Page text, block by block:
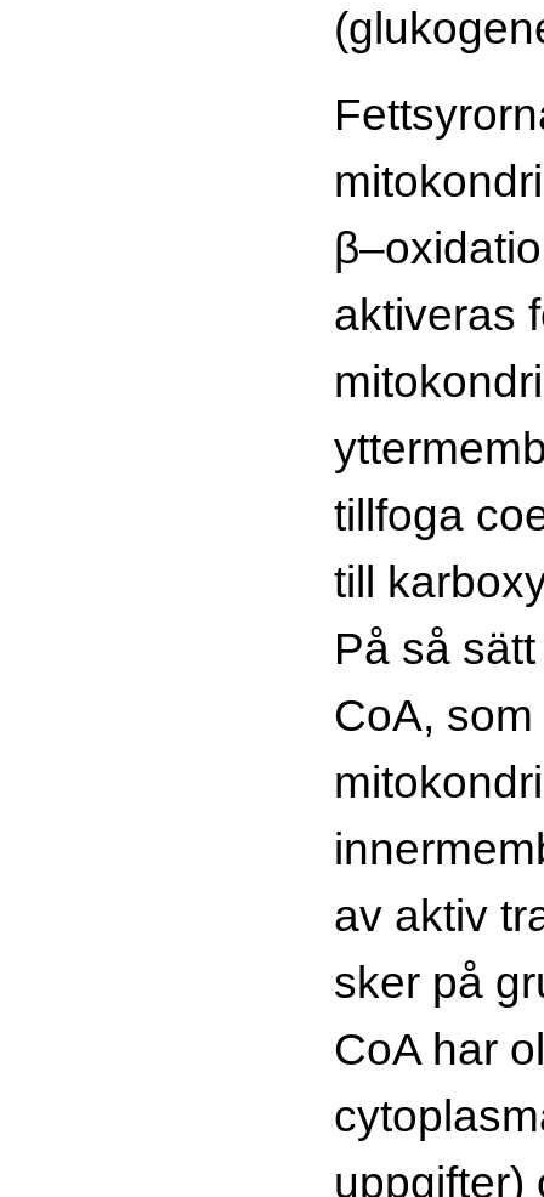
aktiveras
tillfoga
till
På så
CoA,
av aktiv
sker på
CoA har
uppgifter)